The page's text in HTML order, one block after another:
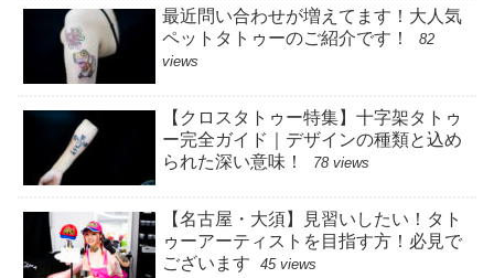
最近問い合わせが増えてます！大人気
ペットタトゥーのご紹介です！
82
views
【クロスタトゥー特集】十字架タトゥ
ー完全ガイド｜デザインの種類と込め
られた深い意味！
78 views
【名古屋・大須】見習いしたい！タト
ゥーアーティストを目指す方！必見で
ございます
45 views